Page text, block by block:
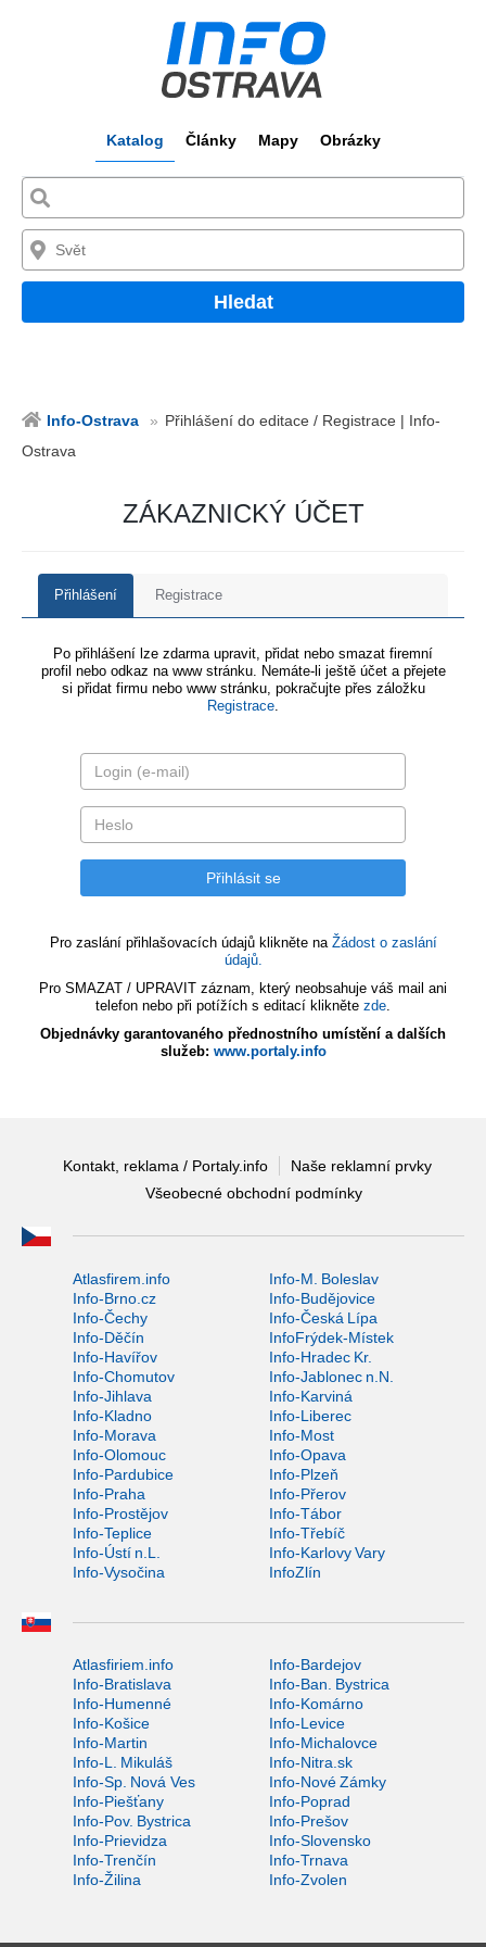
Katalog Články Mapy Obrázky
Hledat
Info-Ostrava
Přihlášení do editace / Registrace | Info-
Ostrava
ZÁKAZNICKÝ ÚČET
Přihlášení Registrace
Po přihlášení lze zdarma upravit, přidat nebo smazat firemní
profil nebo odkaz na www stránku. Nemáte-li ještě účet a přejete
si přidat firmu nebo www stránku, pokračujte přes záložku
Registrace.
Pro zaslání přihlašovacích údajů klikněte na Žádost o zaslání
údajů.
Pro SMAZAT / UPRAVIT záznam, který neobsahuje váš mail ani
telefon nebo při potížích s editací klikněte zde.
Objednávky garantovaného přednostního umístění a dalších
služeb: www.portaly.info
Kontakt, reklama / Portaly.info
Naše reklamní prvky
Všeobecné obchodní podmínky
Atlasfirem.info
Info-M. Boleslav
Info-Brno.cz
Info-Budějovice
Info-Čechy
Info-Česká Lípa
Info-Děčín
InfoFrýdek-Místek
Info-Havířov
Info-Hradec Kr.
Info-Chomutov
Info-Jablonec n.N.
Info-Jihlava
Info-Karviná
Info-Kladno
Info-Liberec
Info-Morava
Info-Most
Info-Olomouc
Info-Opava
Info-Pardubice
Info-Plzeň
Info-Praha
Info-Přerov
Info-Prostějov
Info-Tábor
Info-Teplice
Info-Třebíč
Info-Ústí n.L.
Info-Karlovy Vary
Info-Vysočina
InfoZlín
Atlasfiriem.info
Info-Bardejov
Info-Bratislava
Info-Ban. Bystrica
Info-Humenné
Info-Komárno
Info-Košice
Info-Levice
Info-Martin
Info-Michalovce
Info-L. Mikuláš
Info-Nitra.sk
Info-Sp. Nová Ves
Info-Nové Zámky
Info-Piešťany
Info-Poprad
Info-Pov. Bystrica
Info-Prešov
Info-Prievidza
Info-Slovensko
Info-Trenčín
Info-Trnava
Info-Žilina
Info-Zvolen